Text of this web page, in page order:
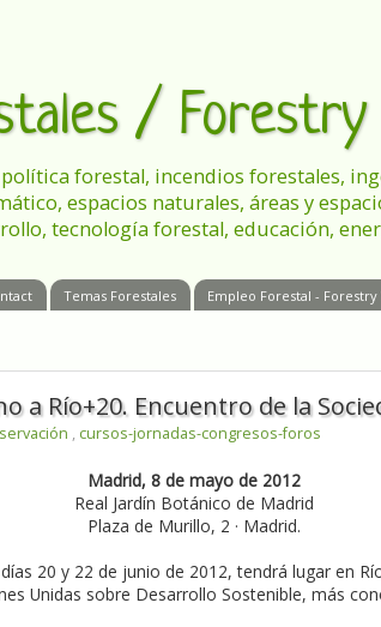
/ Forestry
forestal, incendios forestales,
espacios naturales, áreas y
tecnología forestal, educación,
Temas Forestales Empleo Forestal - Forestry
a Río+20. Encuentro de la
, cursos-jornadas-congresos-foros
Madrid, 8 de mayo de 2012
Real Jardín Botánico de Madrid
Plaza de Murillo, 2 · Madrid.
20 y 22 de junio de 2012, tendrá lugar en
Unidas sobre Desarrollo Sostenible, más